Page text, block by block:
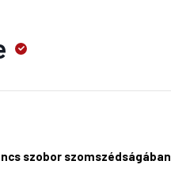
szobor szomszédságában